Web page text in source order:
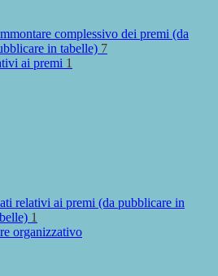
complessivo dei premi (da
in tabelle) 7
ai premi 1
relativi ai premi (da pubblicare in
1
organizzativo